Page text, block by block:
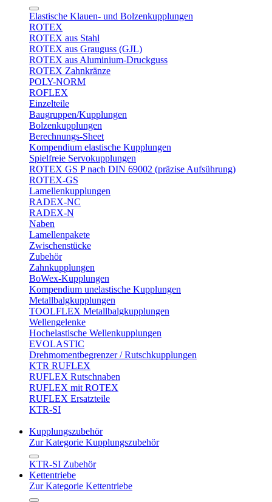
Elastische Klauen- und Bolzenkupplungen
ROTEX
ROTEX aus Stahl
ROTEX aus Grauguss (GJL)
ROTEX aus Aluminium-Druckguss
ROTEX Zahnkränze
POLY-NORM
ROFLEX
Einzelteile
Baugruppen/Kupplungen
Bolzenkupplungen
Berechnungs-Sheet
Kompendium elastische Kupplungen
Spielfreie Servokupplungen
ROTEX GS P nach DIN 69002 (präzise Aufsührung)
ROTEX-GS
Lamellenkupplungen
RADEX-NC
RADEX-N
Naben
Lamellenpakete
Zwischenstücke
Zubehör
Zahnkupplungen
BoWex-Kupplungen
Kompendium unelastische Kupplungen
Metallbalgkupplungen
TOOLFLEX Metallbalgkupplungen
Wellengelenke
Hochelastische Wellenkupplungen
EVOLASTIC
Drehmomentbegrenzer / Rutschkupplungen
KTR RUFLEX
RUFLEX Rutschnaben
RUFLEX mit ROTEX
RUFLEX Ersatzteile
KTR-SI
Kupplungszubehör
Zur Kategorie Kupplungszubehör
KTR-SI Zubehör
Kettentriebe
Zur Kategorie Kettentriebe